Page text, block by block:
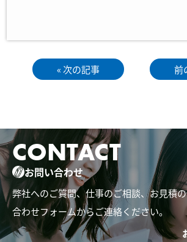
« 次の記事 前
CONTACT
お問い合わせ
弊社へのご質問、仕事のご相談、お見積
合わせフォームからご連絡ください。